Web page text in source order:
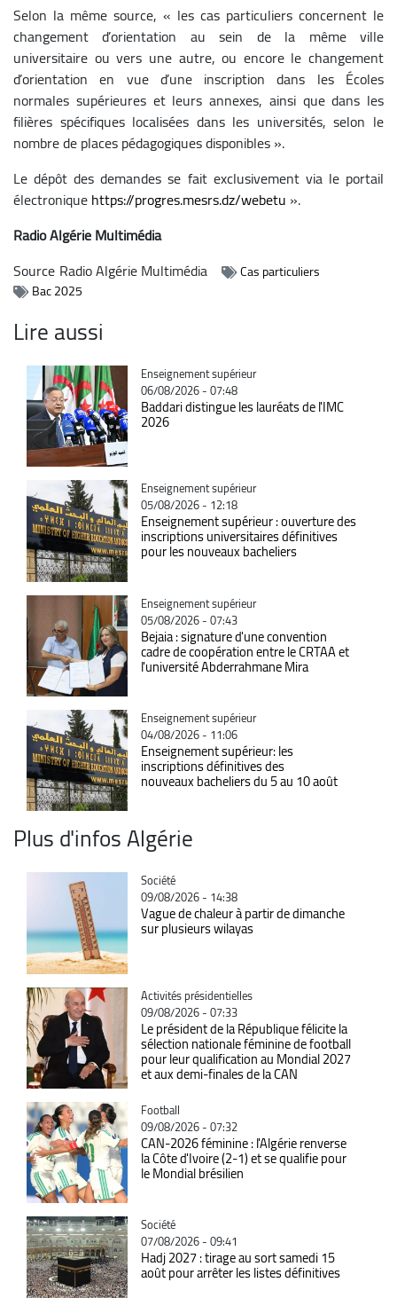
Selon la même source, « les cas particuliers concernent le
changement d’orientation au sein de la même ville
universitaire ou vers une autre, ou encore le changement
d’orientation en vue d’une inscription dans les Écoles
normales supérieures et leurs annexes, ainsi que dans les
filières spécifiques localisées dans les universités, selon le
nombre de places pédagogiques disponibles ».
Le dépôt des demandes se fait exclusivement via le portail
électroniquehttps://progres.mesrs.dz/webetu ».
Radio Algérie Multimédia
Source Radio Algérie Multimédia
Cas particuliers
Bac 2025
Lire aussi
Catégorie
Enseignement supérieur
06/08/2026 - 07:48
Baddari distingue les lauréats de l'IMC
2026
Catégorie
Enseignement supérieur
05/08/2026 - 12:18
Enseignement supérieur : ouverture des
inscriptions universitaires définitives
pour les nouveaux bacheliers
Catégorie
Enseignement supérieur
05/08/2026 - 07:43
Bejaia : signature d'une convention
cadre de coopération entre le CRTAA et
l'université Abderrahmane Mira
Catégorie
Enseignement supérieur
04/08/2026 - 11:06
Enseignement supérieur: les
inscriptions définitives des
nouveaux bacheliers du 5 au 10 août
Plus d'infos Algérie
Catégorie
Société
09/08/2026 - 14:38
Vague de chaleur à partir de dimanche
sur plusieurs wilayas
Catégorie
Activités présidentielles
09/08/2026 - 07:33
Le président de la République félicite la
sélection nationale féminine de football
pour leur qualification au Mondial 2027
et aux demi-finales de la CAN
Catégorie
Football
09/08/2026 - 07:32
CAN-2026 féminine : l'Algérie renverse
la Côte d'Ivoire (2-1) et se qualifie pour
le Mondial brésilien
Catégorie
Société
07/08/2026 - 09:41
Hadj 2027 : tirage au sort samedi 15
août pour arrêter les listes définitives